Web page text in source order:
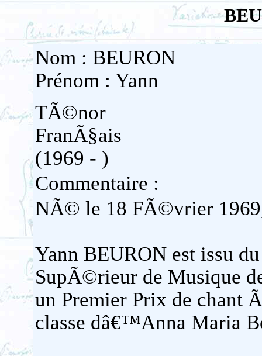
Nom : BEURON
Prénom : Yann
TÃ©nor
FranÃ§ais
(1969 - )
Commentaire :
NÃ© le 18 FÃ©vrier
Yann BEURON est issu
SupÃ©rieur de Musique
un Premier Prix de
classe dâ€™Anna Maria